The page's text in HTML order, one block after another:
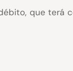
que terá